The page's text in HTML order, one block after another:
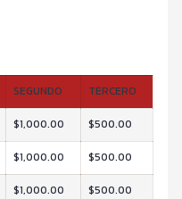
SEGUNDO TERCERO
$1,000.00 $500.00
$1,000.00 $500.00
$1,000.00 $500.00